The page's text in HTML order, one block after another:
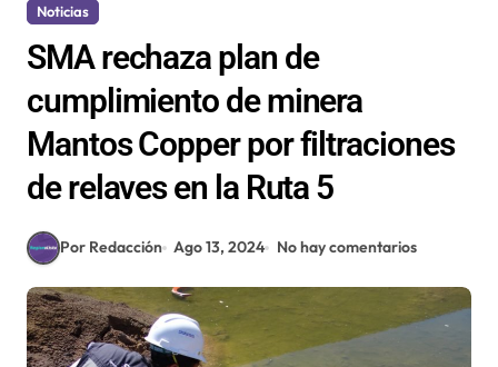
Noticias
SMA rechaza plan de
cumplimiento de minera
Mantos Copper por filtraciones
de relaves en la Ruta 5
Por Redacción Ago 13, 2024 No hay comentarios